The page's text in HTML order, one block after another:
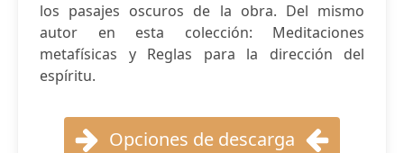
los pasajes oscuros de la obra. Del mismo
autor en esta colección: Meditaciones
metafísicas y Reglas para la dirección del
espíritu.
Opciones de descarga